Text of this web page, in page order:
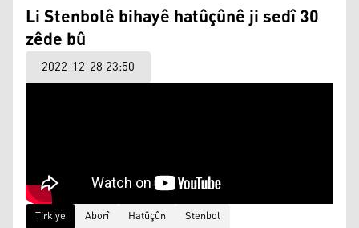
Li Stenbolê bihayê hatûçûnê ji sedî 30
zêde bû
2022-12-28 23:50
Tirkiye Aborî Hatûçûn Stenbol